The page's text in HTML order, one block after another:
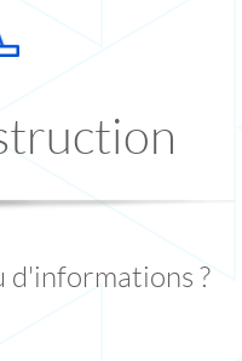
d'informations ?